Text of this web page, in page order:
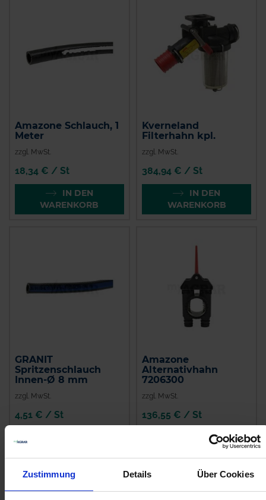
Zustimmung Details Über Cookies
Amazone Schlauch, 1
Meter
zzgl. MwSt.
18,34 € / St
IN DEN
WARENKORB
Kverneland
Filterhahn kpl.
zzgl. MwSt.
384,94 € / St
IN DEN
WARENKORB
GRANIT
Spritzenschlauch
Innen-Ø 8 mm
zzgl. MwSt.
4,51 € / St
Amazone
Alternativhahn
7206300
zzgl. MwSt.
136,55 € / St
IN DEN
WARENKORB